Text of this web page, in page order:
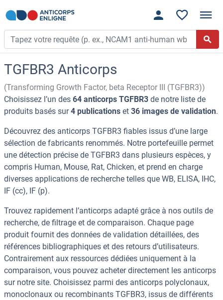
TGFBR3 Anticorps
(Transforming Growth Factor, beta Receptor III (TGFBR3))
Choisissez l’un des 64 anticorps TGFBR3 de notre liste de
produits basés sur4 publications et 36 images de validation.
Découvrez des anticorps TGFBR3 fiables issus d’une large
sélection de fabricants renommés. Notre portefeuille permet
une détection précise de TGFBR3 dans plusieurs espèces, y
compris Human, Mouse, Rat, Chicken, et prend en charge
diverses applications de recherche telles que WB, ELISA, IHC,
IF (cc), IF (p).
Trouvez rapidement l’anticorps adapté grâce à nos outils de
recherche, de filtrage et de comparaison. Chaque page
produit fournit des données de validation détaillées, des
références bibliographiques et des retours d’utilisateurs.
Contrairement aux ressources dédiées uniquement à la
comparaison, vous pouvez acheter directement les anticorps
sur notre site. Choisissez parmi des anticorps polyclonaux,
monoclonaux ou recombinants TGFBR3, issus de différents